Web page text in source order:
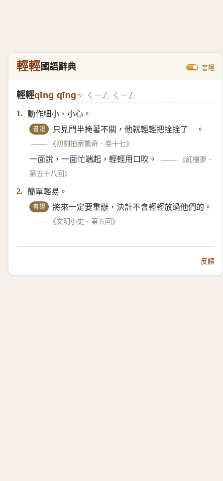
輕輕國語辭典 書證
輕輕qīng qīng ㄑㄧㄥ ㄑㄧㄥ
1. 動作細小、小心。
書證
只見門半掩著不關，他就輕輕把拴拴了 。
——
《初刻拍案驚奇．卷十七》
一面說，一面忙端起，輕輕用口吹。 ——
《紅樓夢．
第五十八回》
2. 簡單輕易。
書證
將來一定要重辦，決計不會輕輕放過他們的。
——
《文明小史．第五回》
反饋